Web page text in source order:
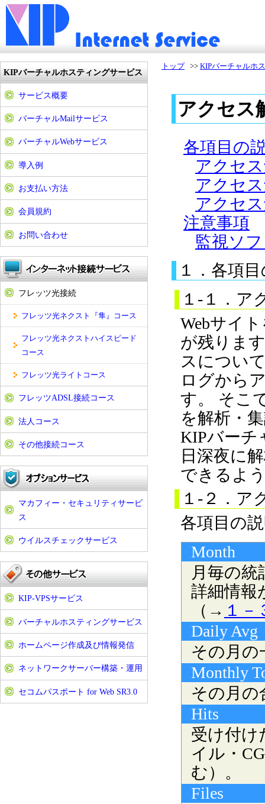
KIPバーチャルホスティングサービス
サービス概要
バーチャルMailサービス
バーチャルWebサービス
導入例
お支払い方法
会員規約
お問い合わせ
フレッツ光接続
フレッツ光ネクスト『隼』コース
フレッツ光ネクストハイスピード
コース
フレッツ光ライトコース
フレッツADSL接続コース
法人コース
その他接続コース
マカフィー・セキュリティサービ
ス
ウイルスチェックサービス
KIP-VPSサービス
バーチャルホスティングサービス
ホームページ作成及び情報発信
ネットワークサーバー構築・運用
セコムパスポート for Web SR3.0
トップ >> KIPバーチャルホ
アクセス
各項目の
アクセ
アクセ
アクセ
注意事項
監視ソ
１．各項
１-１．ア
Webサイ
が残りま
スについ
ログから
す。 そこ
を解析・
KIPバーチ
日深夜に
できるよ
１-２．ア
各項目の
Month
月毎の
詳細情報
（→ １
Daily Avg
その月の
Monthly
その月の
Hits
受け付け
イル・
む）。
Files